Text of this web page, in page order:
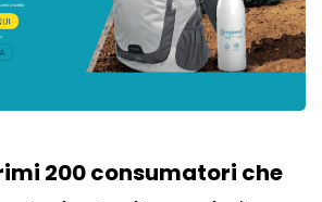
200 consumatori che